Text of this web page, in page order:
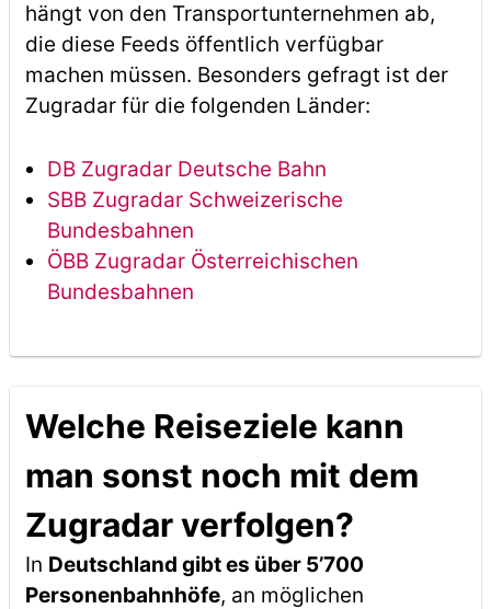
hängt von den Transportunternehmen ab,
die diese Feeds öffentlich verfügbar
machen müssen. Besonders gefragt ist der
Zugradar für die folgenden Länder:
DB Zugradar Deutsche Bahn
SBB Zugradar Schweizerische
Bundesbahnen
ÖBB Zugradar Österreichischen
Bundesbahnen
Welche Reiseziele kann
man sonst noch mit dem
Zugradar verfolgen?
In Deutschland gibt es über 5’700
Personenbahnhöfe, an möglichen